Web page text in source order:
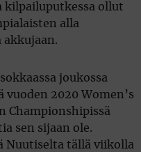
kilpailuputkessa ollut
alla
akkujaan.
joukossa
2020 Women’s
Championshipissä
sen sijaan ole.
Nuutiselta tällä viikolla